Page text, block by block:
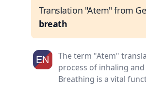
Translation "Atem" from
breath
The term "Atem"
process of inhaling
Breathing is a vital